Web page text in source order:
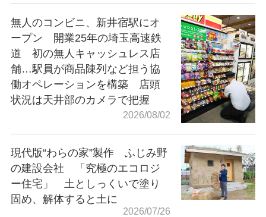
無人のコンビニ、新井宿駅にオ
ープン 開業25年の埼玉高速鉄
道 初の無人キャッシュレス店
舗…駅員が商品陳列など担う協
働オペレーションを構築 店頭
状況は天井部のカメラで把握
2026/08/02
現代版“わらの家”製作 ふじみ野
の建設会社 「究極のエコロジ
ー住宅」 土としっくいで塗り
固め、解体すると土に
2026/07/26